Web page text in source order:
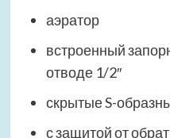
аэратор
встроенный
отводе 1/2″
скрытые S-
с защитой от